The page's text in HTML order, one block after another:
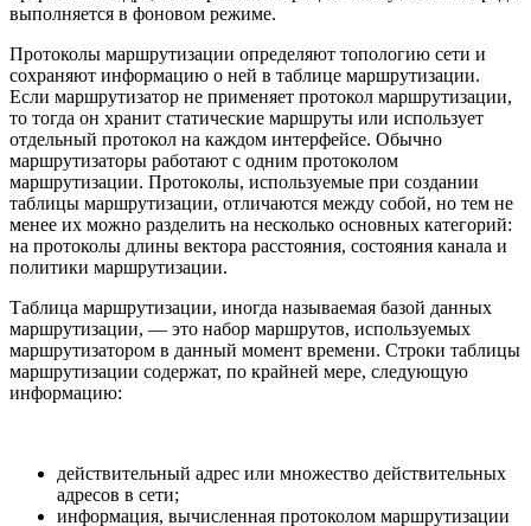
выполняется в фоновом режиме.
Протоколы маршрутизации определяют топологию сети и
сохраняют информацию о ней в таблице маршрутизации.
Если маршрутизатор не применяет протокол маршрутизации,
то тогда он хранит статические маршруты или использует
отдельный протокол на каждом интерфейсе. Обычно
маршрутизаторы работают с одним протоколом
маршрутизации. Протоколы, используемые при создании
таблицы маршрутизации, отличаются между собой, но тем не
менее их можно разделить на несколько основных категорий:
на протоколы длины вектора расстояния, состояния канала и
политики маршрутизации.
Таблица маршрутизации, иногда называемая базой данных
маршрутизации, — это набор маршрутов, используемых
маршрутизатором в данный момент времени. Строки таблицы
маршрутизации содержат, по крайней мере, следующую
информацию:
действительный адрес или множество действительных
адресов в сети;
информация, вычисленная протоколом маршрутизации